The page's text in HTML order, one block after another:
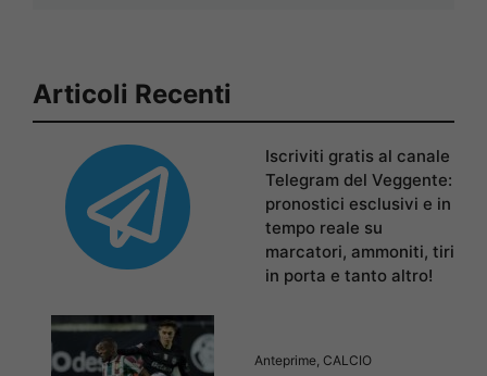
Articoli Recenti
Iscriviti gratis al canale
Telegram del Veggente:
pronostici esclusivi e in
tempo reale su
marcatori, ammoniti, tiri
in porta e tanto altro!
Anteprime CALCIO